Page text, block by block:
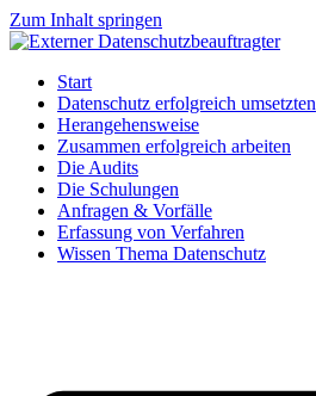
Zum Inhalt springen
Start
Datenschutz erfolgreich umsetzten
Herangehensweise
Zusammen erfolgreich arbeiten
Die Audits
Die Schulungen
Anfragen & Vorfälle
Erfassung von Verfahren
Wissen Thema Datenschutz